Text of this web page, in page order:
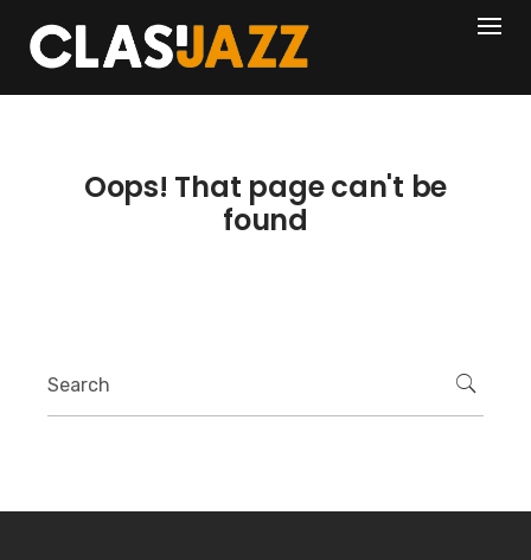
content
404
Oops! That page can't be
found